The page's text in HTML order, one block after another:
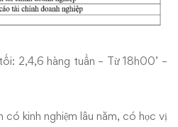
2,4,6 hàng tuần – Từ 18h00’ –
có kinh nghiệm lâu năm, có học vị